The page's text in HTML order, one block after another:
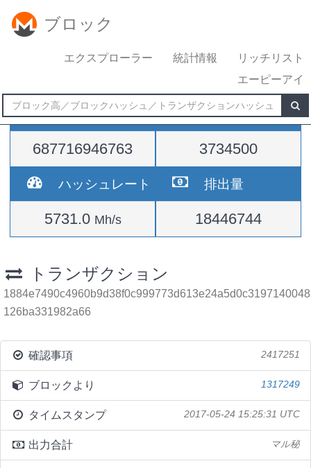
ブロック
エクスプローラー 統計情報
リッチリスト
エーピーアイ
難易度
687716946763
高さ
3734500
ハッシュレート
5731.0 Mh/s
排出量
18446744
トランザクション
1884e7490c4960b9d38f0c999773d613e24a5d0c3197140048
126ba331982a66
確認事項 2417251
ブロックより 1317249
タイムスタンプ 2017-05-24 15:25:31 UTC
出力合計 マル秘